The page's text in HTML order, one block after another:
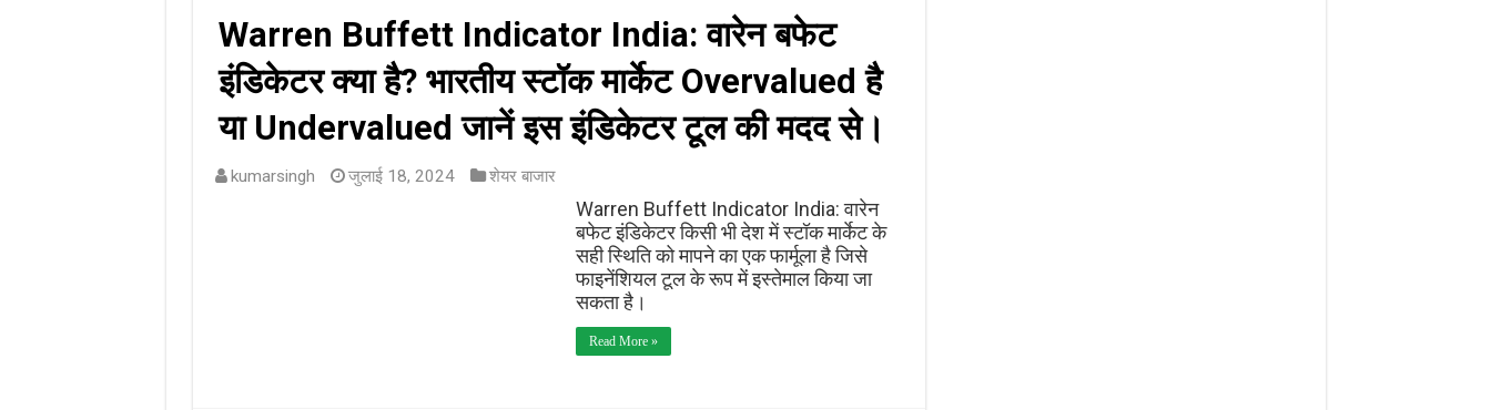
Warren Buffett Indicator India: वारेन बफेट
इंडिकेटर क्या है? भारतीय स्टॉक मार्केट Overvalued है
या Undervalued जानें इस इंडिकेटर टूल की मदद से।
kumarsingh जुलाई 18, 2024 शेयर बाजार
Warren Buffett Indicator India: वारेन
बफेट इंडिकेटर किसी भी देश में स्टॉक मार्केट के
सही स्थिति को मापने का एक फार्मूला है जिसे
फाइनेंशियल टूल के रूप में इस्तेमाल किया जा
सकता है।
Read More »